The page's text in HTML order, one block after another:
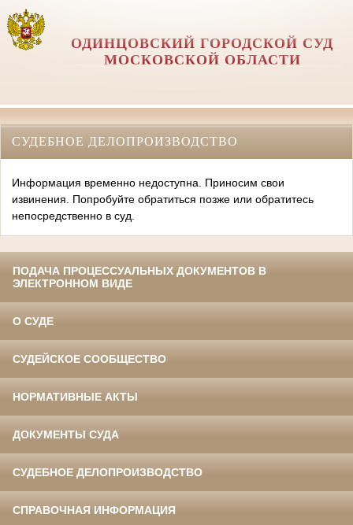
ОДИНЦОВСКИЙ ГОРОДСКОЙ СУД
МОСКОВСКОЙ ОБЛАСТИ
СУДЕБНОЕ ДЕЛОПРОИЗВОДСТВО
Информация временно недоступна. Приносим свои
извинения. Попробуйте обратиться позже или обратитесь
непосредственно в суд.
ПОДАЧА ПРОЦЕССУАЛЬНЫХ ДОКУМЕНТОВ В
ЭЛЕКТРОННОМ ВИДЕ
О СУДЕ
СУДЕЙСКОЕ СООБЩЕСТВО
НОРМАТИВНЫЕ АКТЫ
ДОКУМЕНТЫ СУДА
СУДЕБНОЕ ДЕЛОПРОИЗВОДСТВО
СПРАВОЧНАЯ ИНФОРМАЦИЯ